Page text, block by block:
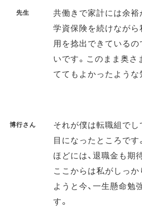
先生
共働きで家計には余裕
学資保険を続けなが
用を捻出できているの
いです。このまま奥さ
ててもよかったような
博行さん
それが僕は転職組で
目になったところです
ほどには、退職金も期
ここからは私がしっか
ようと今、一生懸命勉
す。